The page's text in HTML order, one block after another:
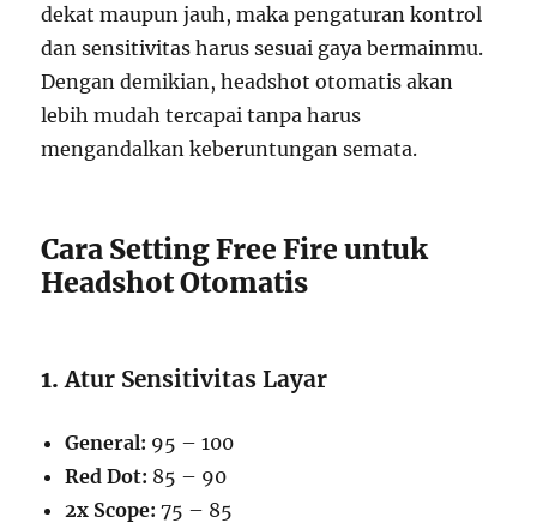
dekat maupun jauh, maka pengaturan kontrol
dan sensitivitas harus sesuai gaya bermainmu.
Dengan demikian, headshot otomatis akan
lebih mudah tercapai tanpa harus
mengandalkan keberuntungan semata.
Cara Setting Free Fire untuk
Headshot Otomatis
1.Atur Sensitivitas Layar
General: 95 – 100
Red Dot: 85 – 90
2x Scope: 75 – 85